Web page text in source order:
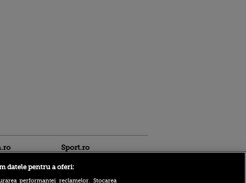
Sport.ro
datele pentru a oferi:
performanței reclamelor. Stocarea